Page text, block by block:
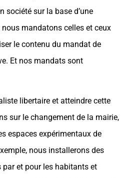
société sur la base d’une
mandatons celles et ceux
le contenu du mandat de
Et nos mandats sont
libertaire et atteindre cette
sur le changement de la mairie,
espaces expérimentaux de
nous installerons des
et pour les habitants et